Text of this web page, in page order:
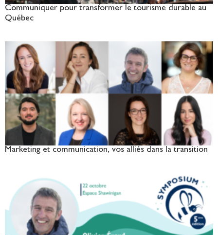
Communiquer pour transformer le tourisme durable au
Québec
Marketing et communication, vos alliés dans la transition